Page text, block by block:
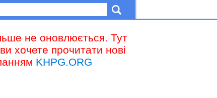
не оновлюється. Тут
хочете прочитати нові
KHPG.ORG